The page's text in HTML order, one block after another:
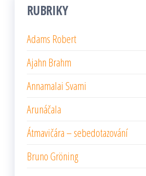
RUBRIKY
Adams Robert
Ajahn Brahm
Annamalai Svami
Arunáčala
Átmavičára – sebedotazování
Bruno Gröning